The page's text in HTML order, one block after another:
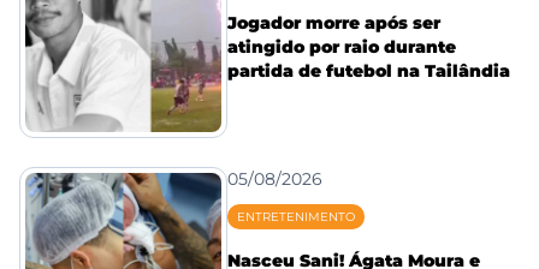
Jogador morre após ser
atingido por raio durante
partida de futebol na Tailândia
05/08/2026
ENTRETENIMENTO
Nasceu Sani! Ágata Moura e